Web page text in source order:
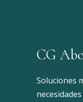
CG
Soluciones